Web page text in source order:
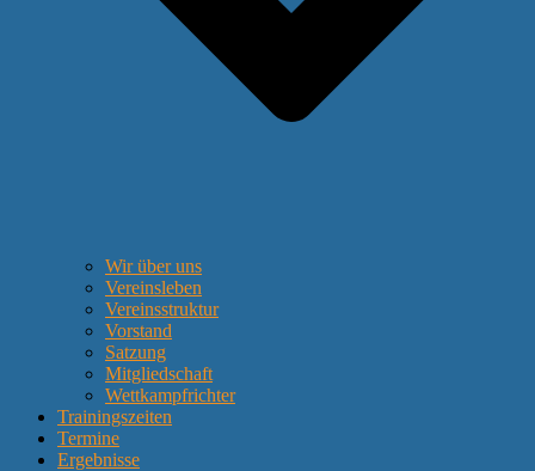
Wir über uns
Vereinsleben
Vereinsstruktur
Vorstand
Satzung
Mitgliedschaft
Wettkampfrichter
Trainingszeiten
Termine
Ergebnisse